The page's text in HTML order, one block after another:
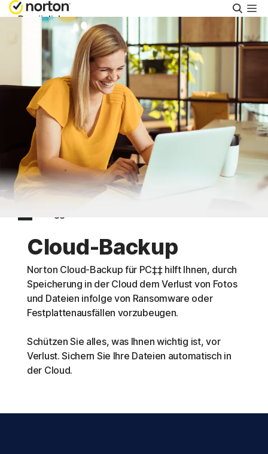
Persönlich
Small Business
Support
Kostenlos testen
Österreich
Cloud-Backup
Norton Cloud-Backup für PC‡‡ hilft Ihnen, durch
Speicherung in der Cloud dem Verlust von Fotos
und Dateien infolge von Ransomware oder
Festplattenausfällen vorzubeugen.
Schützen Sie alles, was Ihnen wichtig ist, vor
Verlust. Sichern Sie Ihre Dateien automatisch in
der Cloud.